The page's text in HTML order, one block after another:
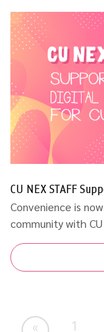
CU NEX STAFF
Convenience is
community with
« 1